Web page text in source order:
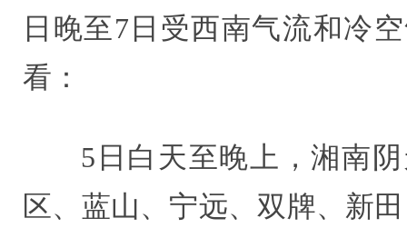
日晚至7日受西南气流和冷
看：
5日白天至晚上，湘南
区、蓝山、宁远、双牌、新